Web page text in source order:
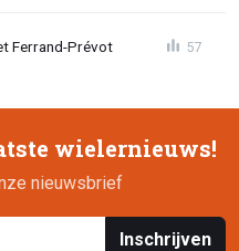
Ferrand-Prévot 57
wielernieuws!
nieuwsbrief
Inschrijven